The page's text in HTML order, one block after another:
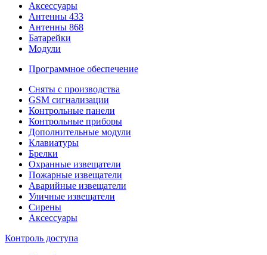
Аксессуары
Антенны 433
Антенны 868
Батарейки
Модули
Программное обеспечение
Сняты с производства
GSM сигнализации
Контрольные панели
Контрольные приборы
Дополнительные модули
Клавиатуры
Брелки
Охранные извещатели
Пожарные извещатели
Аварийные извещатели
Уличные извещатели
Сирены
Аксессуары
Контроль доступа